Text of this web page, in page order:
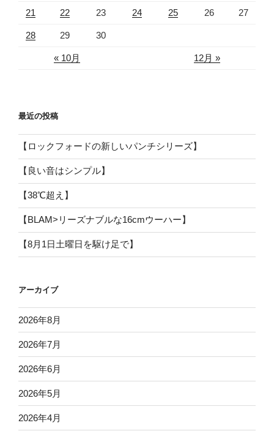
« 10月 12月 »
21 22 23 24 25 26 27
28 29 30
最近の投稿
【ロックフォードの新しいパンチシリーズ】
【良い音はシンプル】
【38℃超え】
【BLAM>リーズナブルな16cmウーハー】
【8月1日土曜日を駆け足で】
アーカイブ
2026年8月
2026年7月
2026年6月
2026年5月
2026年4月